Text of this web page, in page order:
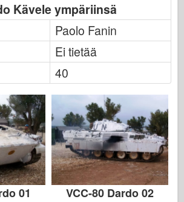
Kävele ympäriinsä
Paolo Fanin
Ei tietää
40
01 VCC-80 Dardo 02